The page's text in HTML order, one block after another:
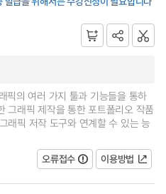
의 여러 가지 툴과 기능들을 통하
그래픽 제작을 통한 포트폴리오 작품
래픽 저작 도구와 연계할 수 있는 능
오류접수
이용방법